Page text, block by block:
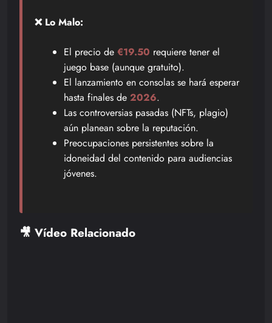
❌ Lo Malo:
El precio de €19.50 requiere tener el
juego base (aunque gratuito).
El lanzamiento en consolas se hará esperar
hasta finales de 2026.
Las controversias pasadas (NFTs, plagio)
aún planean sobre la reputación.
Preocupaciones persistentes sobre la
idoneidad del contenido para audiencias
jóvenes.
🎥 Vídeo Relacionado